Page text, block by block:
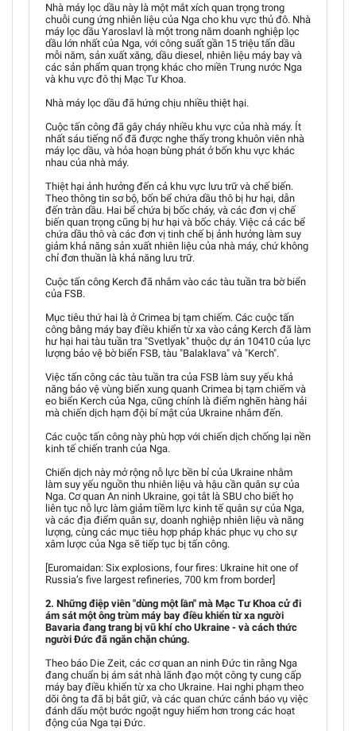
Nhà máy lọc dầu này là một mắt xích quan trọng trong
chuỗi cung ứng nhiên liệu của Nga cho khu vực thủ đô. Nhà
máy lọc dầu Yaroslavl là một trong năm doanh nghiệp lọc
dầu lớn nhất của Nga, với công suất gần 15 triệu tấn dầu
mỗi năm, sản xuất xăng, dầu diesel, nhiên liệu máy bay và
các sản phẩm quan trọng khác cho miền Trung nước Nga
và khu vực đô thị Mạc Tư Khoa.
Nhà máy lọc dầu đã hứng chịu nhiều thiệt hại.
Cuộc tấn công đã gây cháy nhiều khu vực của nhà máy. Ít
nhất sáu tiếng nổ đã được nghe thấy trong khuôn viên nhà
máy lọc dầu, và hỏa hoạn bùng phát ở bốn khu vực khác
nhau của nhà máy.
Thiệt hại ảnh hưởng đến cả khu vực lưu trữ và chế biến.
Theo thông tin sơ bộ, bốn bể chứa dầu thô bị hư hại, dẫn
đến tràn dầu. Hai bể chứa bị bốc cháy, và các đơn vị chế
biến quan trọng cũng bị hư hại và bốc cháy. Việc cả các bể
chứa dầu thô và các đơn vị tinh chế bị ảnh hưởng làm suy
giảm khả năng sản xuất nhiên liệu của nhà máy, chứ không
chỉ đơn thuần là khả năng lưu trữ.
Cuộc tấn công Kerch đã nhắm vào các tàu tuần tra bờ biển
của FSB.
Mục tiêu thứ hai là ở Crimea bị tạm chiếm. Các cuộc tấn
công bằng máy bay điều khiển từ xa vào cảng Kerch đã làm
hư hại hai tàu tuần tra "Svetlyak" thuộc dự án 10410 của lực
lượng bảo vệ bờ biển FSB, tàu "Balaklava" và "Kerch".
Việc tấn công các tàu tuần tra của FSB làm suy yếu khả
năng bảo vệ vùng biển xung quanh Crimea bị tạm chiếm và
eo biển Kerch của Nga, cũng chính là điểm nghẽn hàng hải
mà chiến dịch hạm đội bí mật của Ukraine nhắm đến.
Các cuộc tấn công này phù hợp với chiến dịch chống lại nền
kinh tế chiến tranh của Nga.
Chiến dịch này mở rộng nỗ lực bền bỉ của Ukraine nhằm
làm suy yếu nguồn thu nhiên liệu và hậu cần quân sự của
Nga. Cơ quan An ninh Ukraine, gọi tắt là SBU cho biết họ
liên tục nỗ lực làm giảm tiềm lực kinh tế quân sự của Nga,
và các địa điểm quân sự, doanh nghiệp nhiên liệu và năng
lượng, cùng các mục tiêu hợp pháp khác phục vụ cho sự
xâm lược của Nga sẽ tiếp tục bị tấn công.
[Euromaidan: Six explosions, four fires: Ukraine hit one of
Russia’s five largest refineries, 700 km from border]
2. Những điệp viên "dùng một lần" mà Mạc Tư Khoa cử đi
ám sát một ông trùm máy bay điều khiển từ xa người
Bavaria đang trang bị vũ khí cho Ukraine - và cách thức
người Đức đã ngăn chặn chúng.
Theo báo Die Zeit, các cơ quan an ninh Đức tin rằng Nga
đang chuẩn bị ám sát nhà lãnh đạo một công ty cung cấp
máy bay điều khiển từ xa cho Ukraine. Hai nghi phạm theo
dõi ông ta đã bị bắt giữ, và các quan chức cảnh báo vụ việc
đánh dấu một bước ngoặt nguy hiểm hơn trong các hoạt
động của Nga tại Đức.